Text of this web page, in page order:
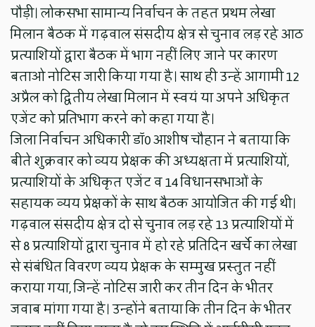
पौड़ी। लोकसभा सामान्य निर्वाचन के तहत प्रथम लेखा
मिलान बैठक में गढ़वाल संसदीय क्षेत्र से चुनाव लड़ रहे आठ
प्रत्याशियों द्वारा बैठक में भाग नहीं लिए जाने पर कारण
बताओ नोटिस जारी किया गया है। साथ ही उन्हें आगामी 12
अप्रैल को द्वितीय लेखा मिलान में स्वयं या अपने अधिकृत
एजेंट को प्रतिभाग करने को कहा गया है।
जिला निर्वाचन अधिकारी डॉ0 आशीष चौहान ने बताया कि
बीते शुक्रवार को व्यय प्रेक्षक की अध्यक्षता में प्रत्याशियों,
प्रत्याशियों के अधिकृत एजेंट व 14 विधानसभाओं के
सहायक व्यय प्रेक्षकों के साथ बैठक आयोजित की गई थी।
गढ़वाल संसदीय क्षेत्र दो से चुनाव लड़ रहे 13 प्रत्याशियों में
से 8 प्रत्याशियों द्वारा चुनाव में हो रहे प्रतिदिन खर्चे का लेखा
से संबंधित विवरण व्यय प्रेक्षक के सम्मुख प्रस्तुत नहीं
कराया गया, जिन्हें नोटिस जारी कर तीन दिन के भीतर
जवाब मांगा गया है। उन्होंने बताया कि तीन दिन के भीतर